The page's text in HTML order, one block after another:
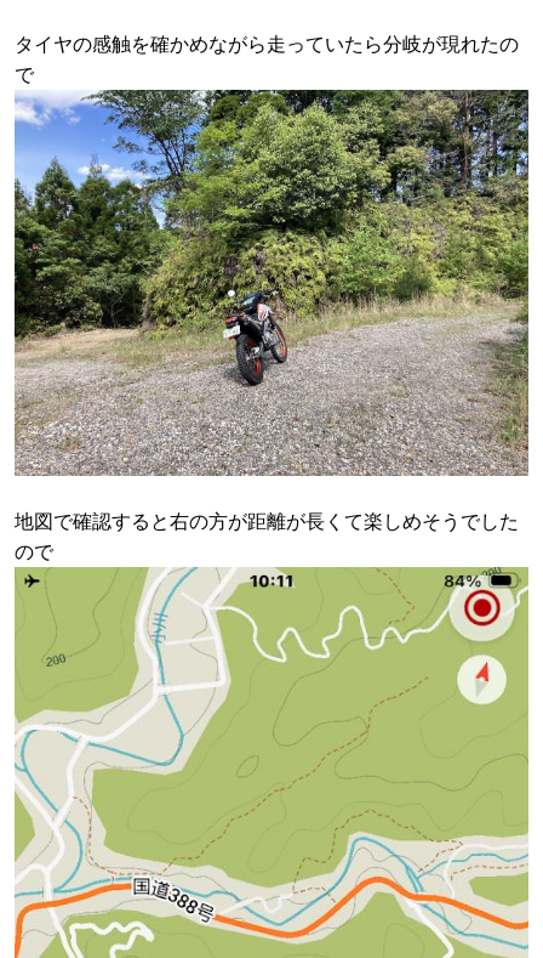
タイヤの感触を確かめながら走っていたら分岐が現れたの
で
地図で確認すると右の方が距離が長くて楽しめそうでした
ので